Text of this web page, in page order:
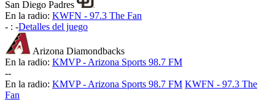
San Diego Padres
En la radio: KWFN - 97.3 The Fan
- : -Detalles del juego
Arizona Diamondbacks
En la radio: KMVP - Arizona Sports 98.7 FM
--
En la radio: KMVP - Arizona Sports 98.7 FM KWFN - 97.3 The
Fan